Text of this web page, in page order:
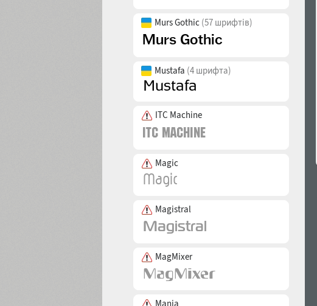
Murs Gothic (57 шрифтів)
Mustafa (4 шрифта)
ITC Machine
Magic
Magistral
MagMixer
Mania